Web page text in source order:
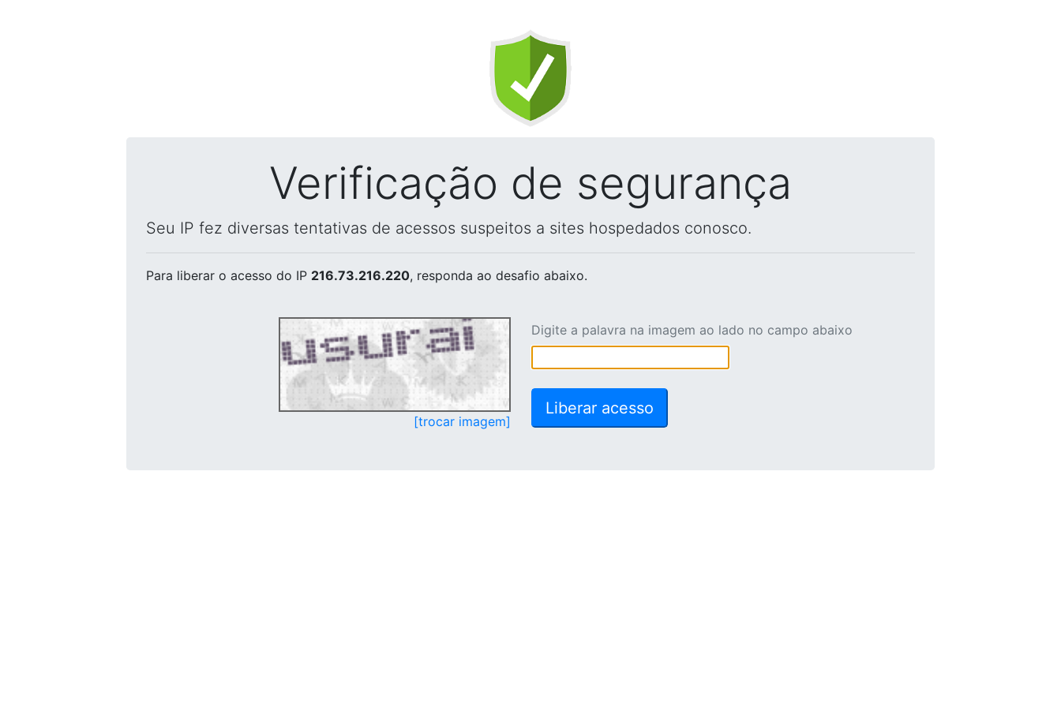
Verificação de segurança
Seu IP fez diversas tentativas de acessos suspeitos a sites hospedados conosco.
Para liberar o acesso do IP 216.73.216.220, responda ao desafio abaixo.
[trocar imagem]
Digite a palavra na imagem ao lado no campo abaixo